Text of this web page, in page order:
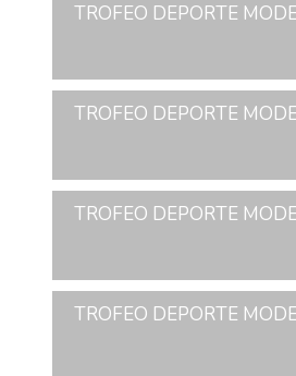
TROFEO DEPORTE
TROFEO DEPORTE
TROFEO DEPORTE
TROFEO DEPORTE